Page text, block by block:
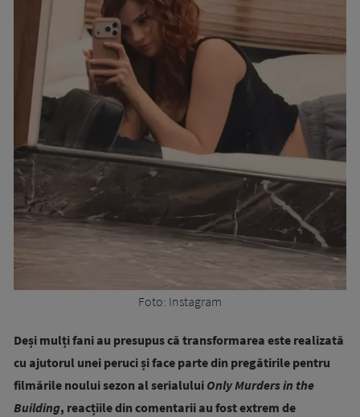
Foto: Instagram
Deși mulți fani au presupus că transformarea este realizată
cu ajutorul unei peruci și face parte din pregătirile pentru
filmările noului sezon al serialului Only Murders in the
Building, reacțiile din comentarii au fost extrem de